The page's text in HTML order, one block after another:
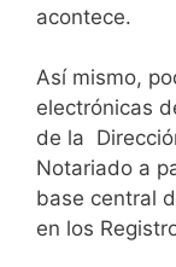
acontece.
Así mismo,
electrónicas
de la
Notariado a
base central
en los